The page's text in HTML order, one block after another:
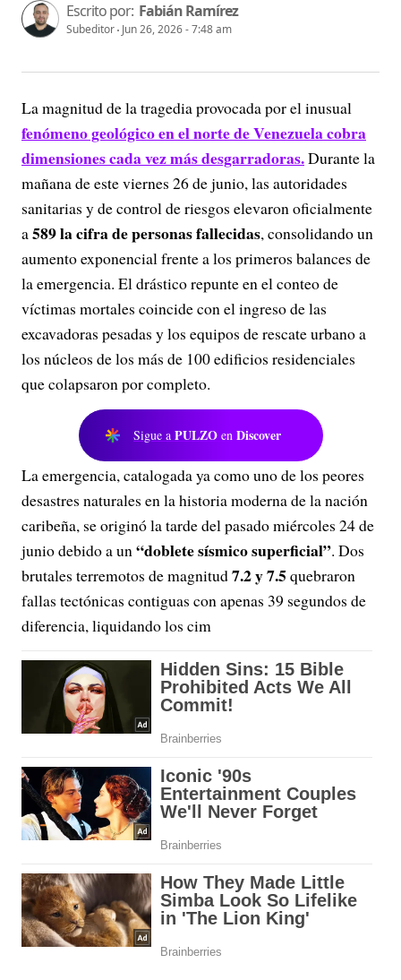
Escrito por: Fabián Ramírez
Subeditor Jun 26, 2026 - 7:48 am
La magnitud de la tragedia provocada por el inusual
fenómeno geológico en el norte de Venezuela cobra
dimensiones cada vez más desgarradoras.Durante la
mañana de este viernes 26 de junio, las autoridades
sanitarias y de control de riesgos elevaron oficialmente
a589 la cifra de personas fallecidas, consolidando un
aumento exponencial frente a los primeros balances de
la emergencia. El drástico repunte en el conteo de
víctimas mortales coincide con el ingreso de las
excavadoras pesadas y los equipos de rescate urbano a
los núcleos de los más de 100 edificios residenciales
que colapsaron por completo.
Sigue a PULZO en Discover
La emergencia, catalogada ya como uno de los peores
desastres naturales en la historia moderna de la nación
caribeña, se originó la tarde del pasado miércoles 24 de
junio debido a un“doblete sísmico superficial”. Dos
brutales terremotos de magnitud7.2 y 7.5quebraron
fallas tectónicas contiguas con apenas 39 segundos de
diferencia, liquidando los cim